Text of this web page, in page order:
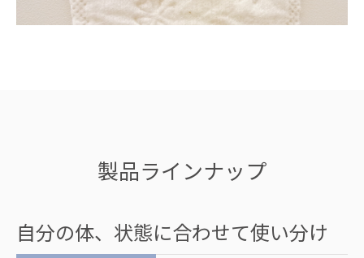
製品ラインナップ
自分の体、状態に合わせて使い分け